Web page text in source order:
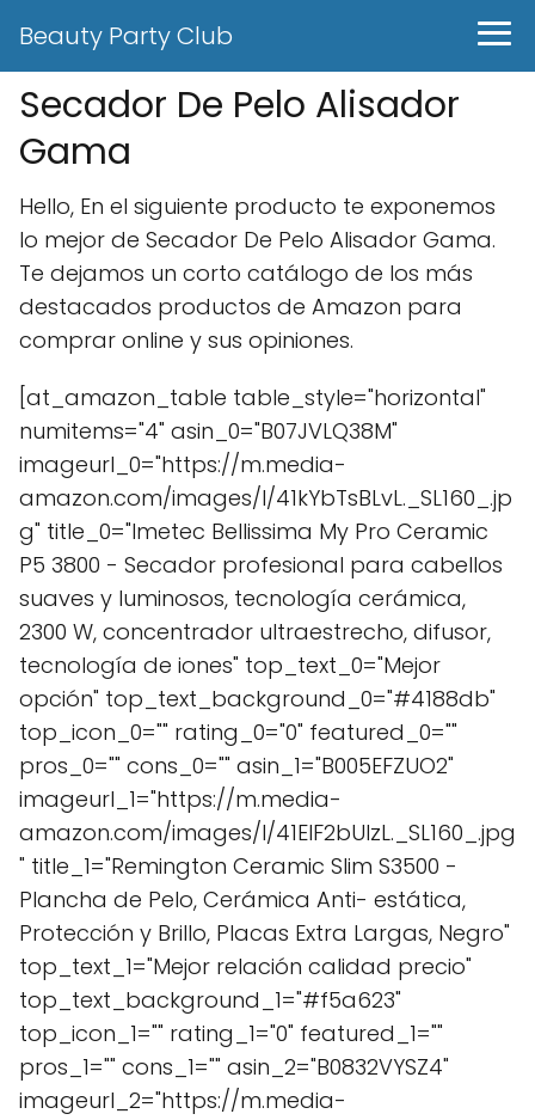
Beauty Party Club
Secador De Pelo Alisador
Gama
Hello, En el siguiente producto te exponemos
lo mejor de Secador De Pelo Alisador Gama.
Te dejamos un corto catálogo de los más
destacados productos de Amazon para
comprar online y sus opiniones.
[at_amazon_table table_style="horizontal"
numitems="4" asin_0="B07JVLQ38M"
imageurl_0="https://m.media-
amazon.com/images/I/41kYbTsBLvL._SL160_.jp
g" title_0="Imetec Bellissima My Pro Ceramic
P5 3800 - Secador profesional para cabellos
suaves y luminosos, tecnología cerámica,
2300 W, concentrador ultraestrecho, difusor,
tecnología de iones" top_text_0="Mejor
opción" top_text_background_0="#4188db"
top_icon_0="" rating_0="0" featured_0=""
pros_0="" cons_0="" asin_1="B005EFZUO2"
imageurl_1="https://m.media-
amazon.com/images/I/41ElF2bUlzL._SL160_.jpg
" title_1="Remington Ceramic Slim S3500 -
Plancha de Pelo, Cerámica Anti- estática,
Protección y Brillo, Placas Extra Largas, Negro"
top_text_1="Mejor relación calidad precio"
top_text_background_1="#f5a623"
top_icon_1="" rating_1="0" featured_1=""
pros_1="" cons_1="" asin_2="B0832VYSZ4"
imageurl_2="https://m.media-